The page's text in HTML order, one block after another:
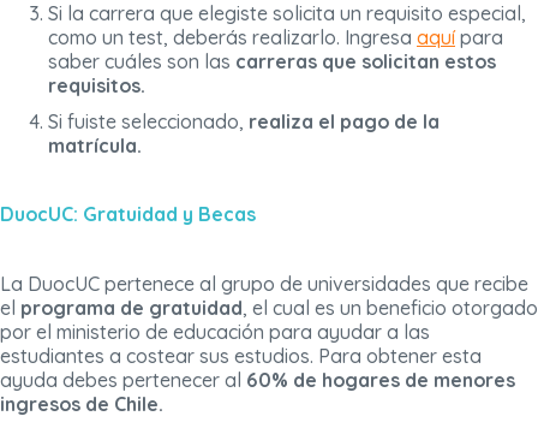
Si la carrera que elegiste solicita un requisito especial,
como un test, deberás realizarlo. Ingresa aquípara
saber cuáles son las carreras que solicitan estos
requisitos.
Si fuiste seleccionado, realiza el pago de la
matrícula.
DuocUC: Gratuidad y Becas
La DuocUC pertenece al grupo de universidades que recibe
el programa de gratuidad, el cual es un beneficio otorgado
por el ministerio de educación para ayudar a las
estudiantes a costear sus estudios. Para obtener esta
ayuda debes pertenecer al 60% de hogares de menores
ingresos de Chile.